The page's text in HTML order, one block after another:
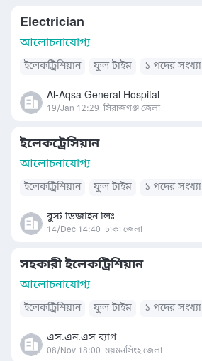
Electrician
আলোচনাযোগ্য
ইলেকট্রিশিয়ান ফুল টাইম ১ পদের সংখ্যা
Al-Aqsa General Hospital
19/Jan 12:29 সিরাজগঞ্জ জেলা
ইলেকট্রেসিয়ান
আলোচনাযোগ্য
ইলেকট্রিশিয়ান ফুল টাইম ১ পদের সংখ্যা
বুস্ট ডিজাইন লিঃ
14/Dec 14:40 ঢাকা জেলা
সহকারী ইলেকট্রিশিয়ান
আলোচনাযোগ্য
ইলেকট্রিশিয়ান ফুল টাইম ১ পদের সংখ্যা
এস.এন.এস ব্যাগ
08/Nov 18:00 ময়মনসিংহ জেলা